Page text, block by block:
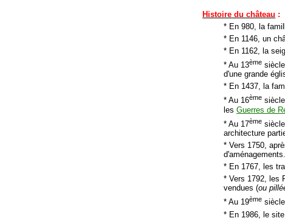
Histoire du château :
* En 980, la
* En 1146, un
* En 1162, la
* Au 13ème
d'une grande
* En 1437, la
* Au 16ème
lesGuerres de
* Au 17ème
architecture
* Vers 1750,
d'aménagements.
* En 1767, les
* Vers 1792, les
vendues (ou
* Au 19ème
* En 1986, le